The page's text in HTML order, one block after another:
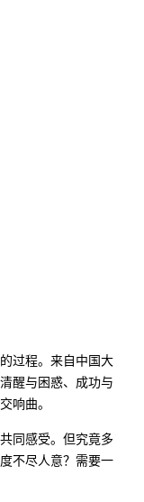
过程。来自中国大
醒与困惑、成功与
响曲。
同感受。但究竟多
不尽人意？需要一